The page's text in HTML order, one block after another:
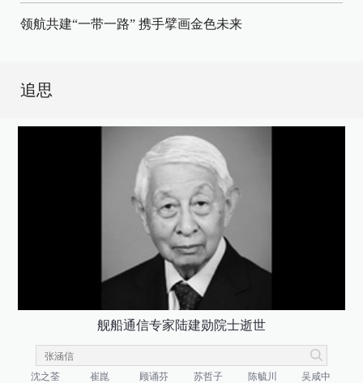
领航共建“一带一路” 携手擘画金色未来
追思
舰船通信专家陆建勋院士逝世
沈之荃 崔崑 顾诵芬 苏哲子 陈毓川
吴咸中